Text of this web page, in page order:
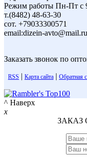
Режим работы Пн-Пт с
т.(8482) 48-63-30
сот. +79033300571
email:dizein-avto@mail.ru
Заказать звонок по
RSS | Карта сайта | Обратная
^ Наверх
x
ЗАКАЗ